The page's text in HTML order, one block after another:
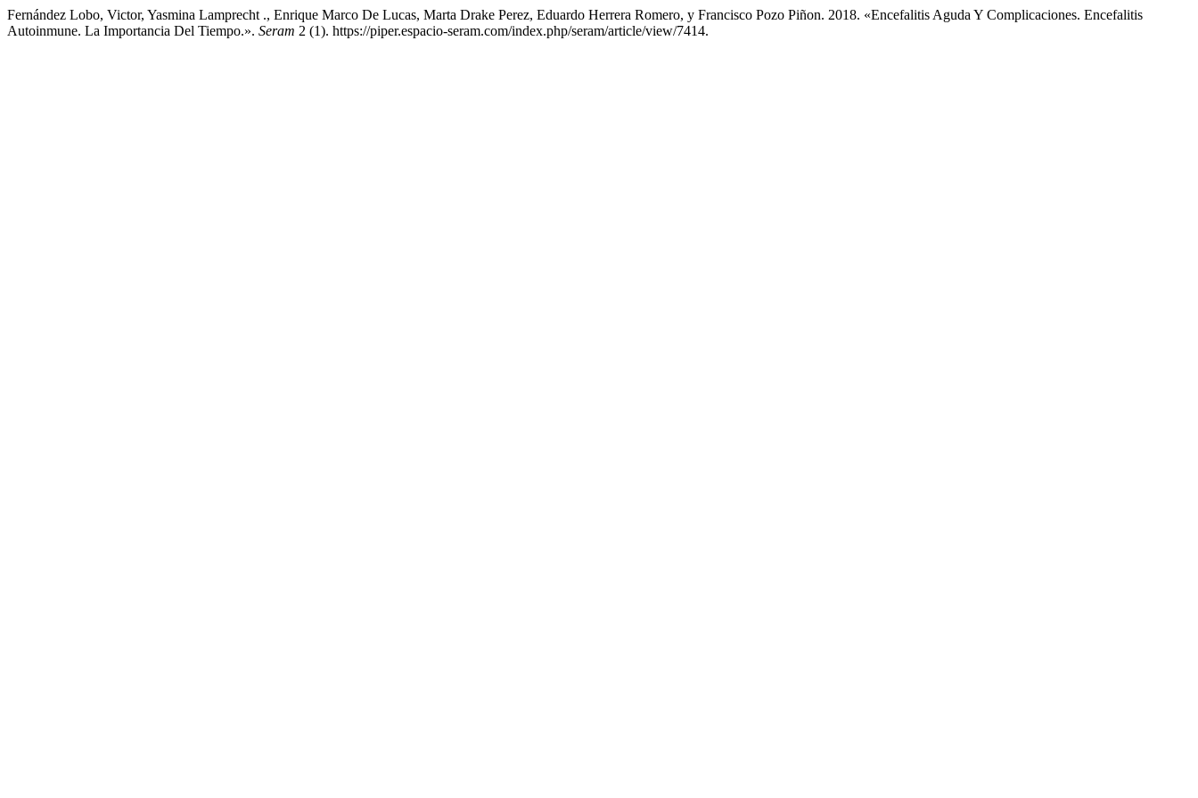
Fernández Lobo, Victor, Yasmina Lamprecht ., Enrique Marco De Lucas, Marta Drake Perez, Eduardo Herrera Romero, y Francisco Pozo Piñon. 2018. «Encefalitis Aguda Y Complicaciones. Encefalitis
Autoinmune. La Importancia Del Tiempo.». Seram 2 (1). https://piper.espacio-seram.com/index.php/seram/article/view/7414.